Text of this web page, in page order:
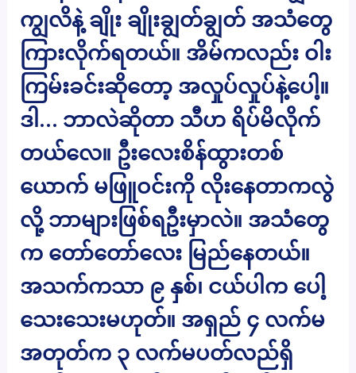
ကျွလိနဲ့ ချိုး ချိုးချွတ်ချွတ် အသံတွေ
ကြားလိုက်ရတယ်။ အိမ်ကလည်း ဝါး
ကြမ်းခင်းဆိုတော့ အလှုပ်လှုပ်နဲ့ပေါ့။
ဒါ… ဘာလဲဆိုတာ သီဟ ရိပ်မိလိုက်
တယ်လေ။ ဦးလေးစိန်ထွားတစ်
ယောက် မဖြူဝင်းကို လိုးနေတာကလွဲ
လို့ ဘာများဖြစ်ရဦးမှာလဲ။ အသံတွေ
က တော်တော်လေး မြည်နေတယ်။
အသက်ကသာ ၉ နှစ်၊ ငယ်ပါက ပေါ့
သေးသေးမဟုတ်။ အရှည် ၄ လက်မ
အတုတ်က ၃ လက်မပတ်လည်ရှိ